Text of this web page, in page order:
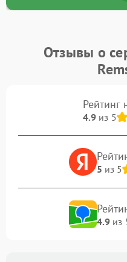
Отзывы о
Рейтинг
4.9из 5
5 из 5
4.9из